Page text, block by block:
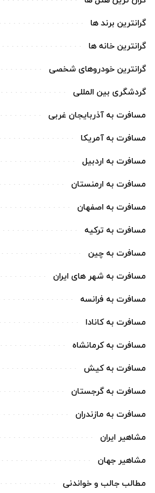
گرانترین برند ها
گرانترین خانه ها
گرانترین خودروهای شخصی
گردشگری بین المللی
مسافرت به آذربایجان غربی
مسافرت به آمریکا
مسافرت به اردبیل
مسافرت به ارمنستان
مسافرت به اصفهان
مسافرت به ترکیه
مسافرت به چین
مسافرت به شهر های ایران
مسافرت به فرانسه
مسافرت به کانادا
مسافرت به کرمانشاه
مسافرت به کیش
مسافرت به گرجستان
مسافرت به مازندران
مشاهیر ایران
مشاهیر جهان
مطالب جالب و خواندنی